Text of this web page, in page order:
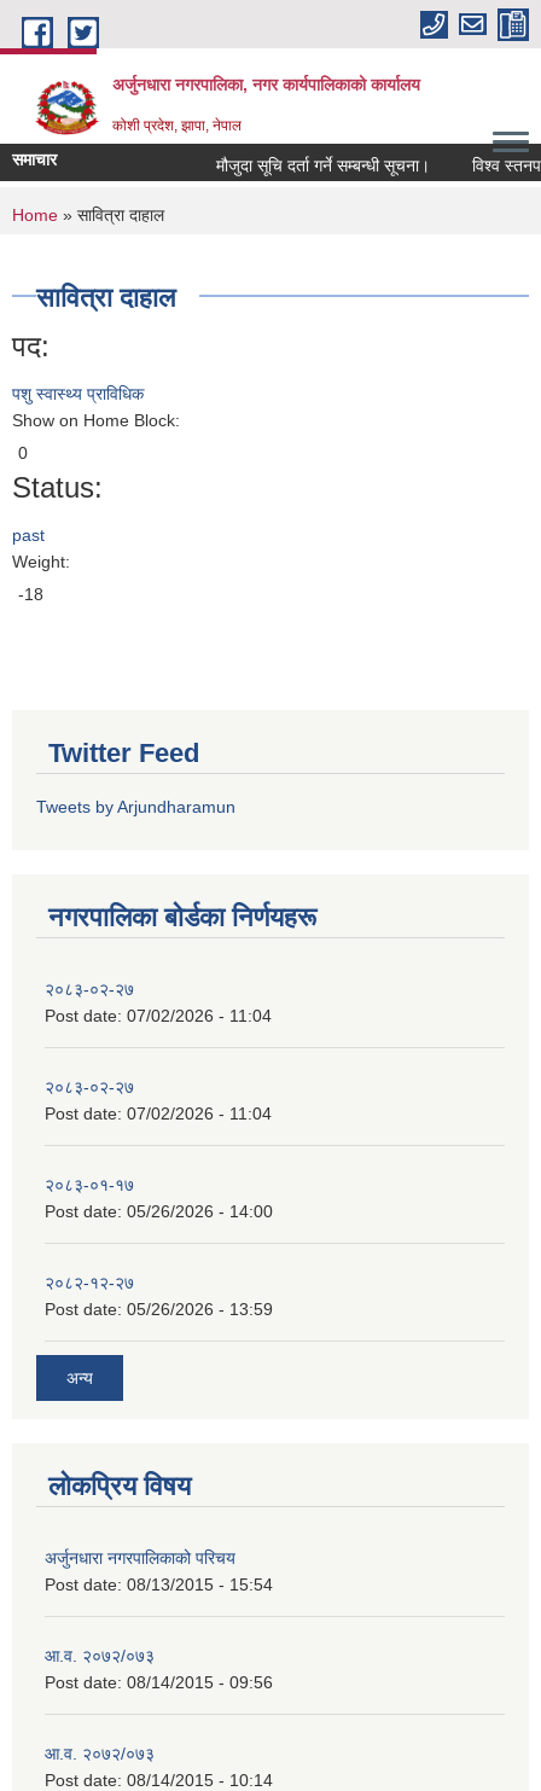
Skip to main content
अर्जुनधारा नगरपालिका, नगर कार्यपालिकाको कार्यालय
कोशी प्रदेश, झापा, नेपाल
समाचार मौजुदा सूचि दर्ता गर्ने सम्बन्धी सूचना। विश्व
You are here
Home » सावित्रा दाहाल
सावित्रा दाहाल
पद:
पशु स्वास्थ्य प्राविधिक
Show on Home Block:
0
Status:
past
Weight:
-18
Twitter Feed
Tweets by Arjundharamun
नगरपालिका बाेर्डका निर्णयहरू
२०८३-०२-२७
Post date: 07/02/2026 - 11:04
२०८३-०२-२७
Post date: 07/02/2026 - 11:04
२०८३-०१-१७
Post date: 05/26/2026 - 14:00
२०८२-१२-२७
Post date: 05/26/2026 - 13:59
अन्य
लोकप्रिय विषय
अर्जुनधारा नगरपालिकाको परिचय
Post date: 08/13/2015 - 15:54
आ.व. २०७२/०७३
Post date: 08/14/2015 - 09:56
आ.व. २०७२/०७३
Post date: 08/14/2015 - 10:14